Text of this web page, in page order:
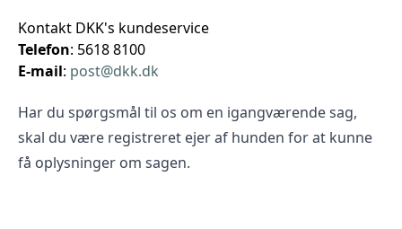
Kontakt DKK's kundeservice
Telefon: 5618 8100
E-mail: post@dkk.dk
Har du spørgsmål til os om en igangværende sag,
skal du være registreret ejer af hunden for at kunne
få oplysninger om sagen.